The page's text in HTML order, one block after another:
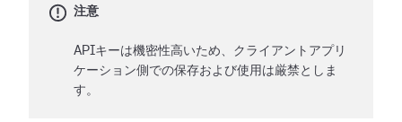
注意
APIキーは機密性高いため、クライアントアプリ
ケーション側での保存および使用は厳禁としま
す。